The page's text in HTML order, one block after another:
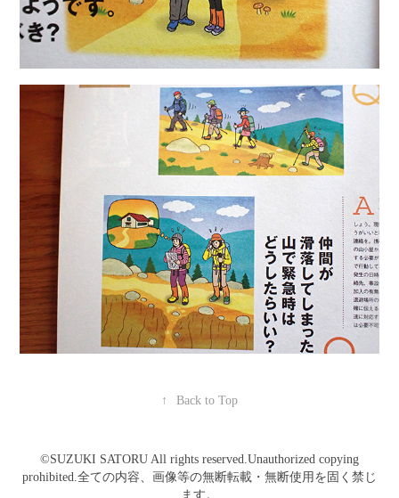
↑ Back to Top
©️SUZUKI SATORU All rights reserved.Unauthorized copying
prohibited.全ての内容、画像等の無断転載・無断使用を固く禁じ
ます。